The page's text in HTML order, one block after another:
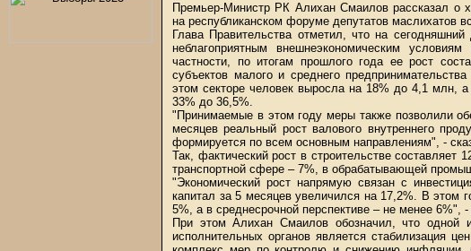
Премьер-Министр РК Алихан Смаилов рассказал о
на республиканском форуме депутатов маслихатов
Глава Правительства отметил, что на
неблагоприятным внешнеэкономическим
частности, по итогам прошлого года ее рост
субъектов малого и среднего
этом секторе человек выросла на 18% до 4,1 млн,
33% до 36,5%.
"Принимаемые в этом году меры также позволили
месяцев реальный рост валового внутреннего
формируется по всем основным направлениям", -
Так, фактический рост в строительстве составляет
транспортной сфере – 7%, в обрабатывающей
"Экономический рост напрямую связан с
капитал за 5 месяцев увеличился на 17,2%. В этом
5%, а в среднесрочной перспективе – не менее 6%",
При этом Алихан Смаилов обозначил, что одной
исполнительных органов является стабилизация